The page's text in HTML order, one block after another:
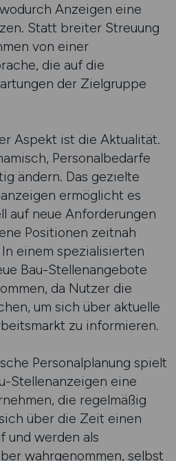
Anzeigen eine
Statt breiter Streuung
von einer
die auf die
der Zielgruppe
Aspekt ist die Aktualität.
Personalbedarfe
ändern. Das gezielte
ermöglicht es
auf neue Anforderungen
Positionen zeitnah
einem spezialisierten
Bau-Stellenangebote
da Nutzer die
um sich über aktuelle
zu informieren.
Personalplanung spielt
Stellenanzeigen eine
die regelmäßig
über die Zeit einen
und werden als
wahrgenommen, selbst